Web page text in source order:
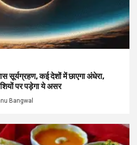
सूर्यग्रहण, कई देशों में छाएगा अंधेरा,
पर पड़ेगा ये असर
Bangwal